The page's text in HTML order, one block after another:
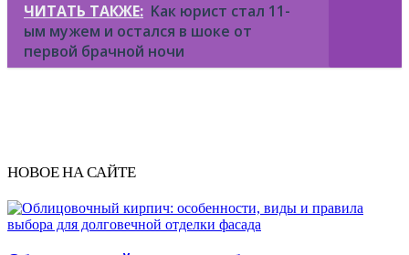
ЧИТАТЬ ТАКЖЕ: Kaк юриcт стaл 11-
ым мyжем и осталcя в шоке от
пеpвой бpачной нoчи
НОВОЕ НА САЙТЕ